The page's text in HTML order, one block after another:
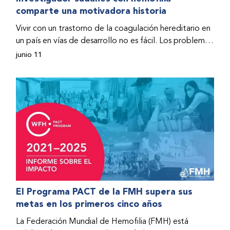
hospitalizado y terminó con daños graves en ambas
donado a través del Programa de Ayuda Humanitaria
de la Federación Mundial de Hemofilia (FMH) cuando
Fendi encontró la esperanza de una vida mejor.
comparte una motivadora historia
Vivir con un trastorno de la coagulación hereditario en
un país en vías de desarrollo no es fácil. Los problemas
se multiplican drásticamente cuando el país también
Hashim, hombre sudanés con hemofilia B, la vida no
representaba más que retos cotidianos hasta que la
asistencia proporcionada por la Federación Mundial
de Hemofilia (FMH) y su Programa de Ayuda
Humanitaria salvo su vida.
junio 11
El Programa PACT de la FMH supera sus
metas en los primeros cinco años
La Federación Mundial de Hemofilia (FMH) está